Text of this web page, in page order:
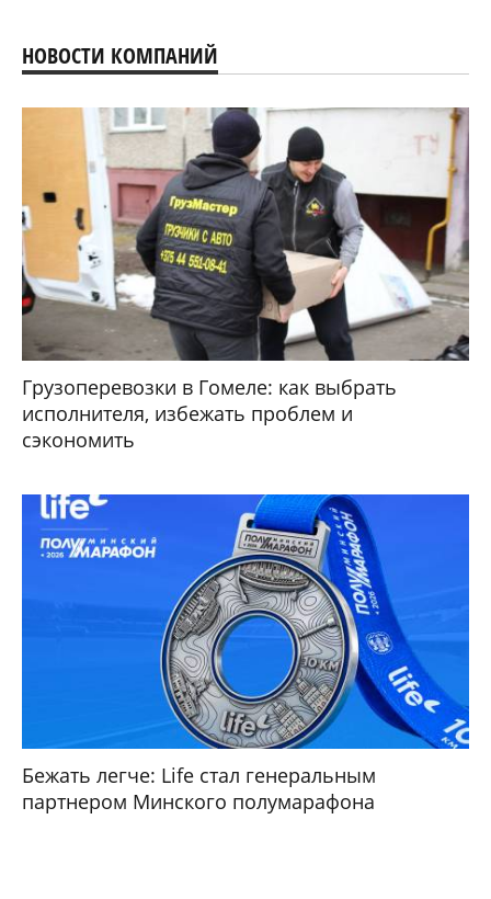
НОВОСТИ КОМПАНИЙ
Грузоперевозки в Гомеле: как выбрать
исполнителя, избежать проблем и
сэкономить
Бежать легче: Life стал генеральным
партнером Минского полумарафона